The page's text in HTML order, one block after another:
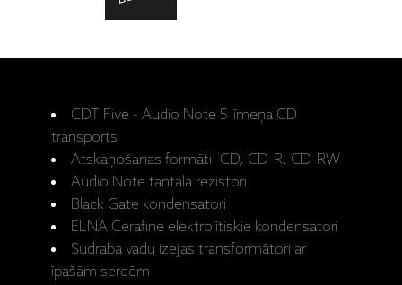
CDT Five - Audio Note 5 līmeņa CD
transports
Atskaņošanas formāti: CD, CD-R, CD-RW
Audio Note tantala rezistori
Black Gate kondensatori
ELNA Cerafine elektrolītiskie kondensatori
Sudraba vadu izejas transformātori ar
īpašām serdēm